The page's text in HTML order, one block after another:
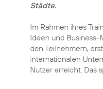
Städte.
Im Rahmen ihres
Ideen und
den Teilnehmern,
internationalen
Nutzer erreicht. Das